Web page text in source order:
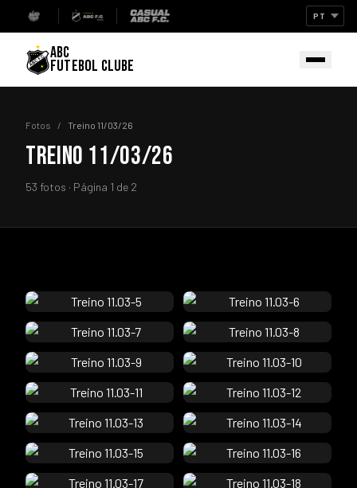
ABC
FUTEBOL CLUBE
Fotos / Treino 11/03/26
TREINO 11/03/26
53 fotos · Página 1 de 2